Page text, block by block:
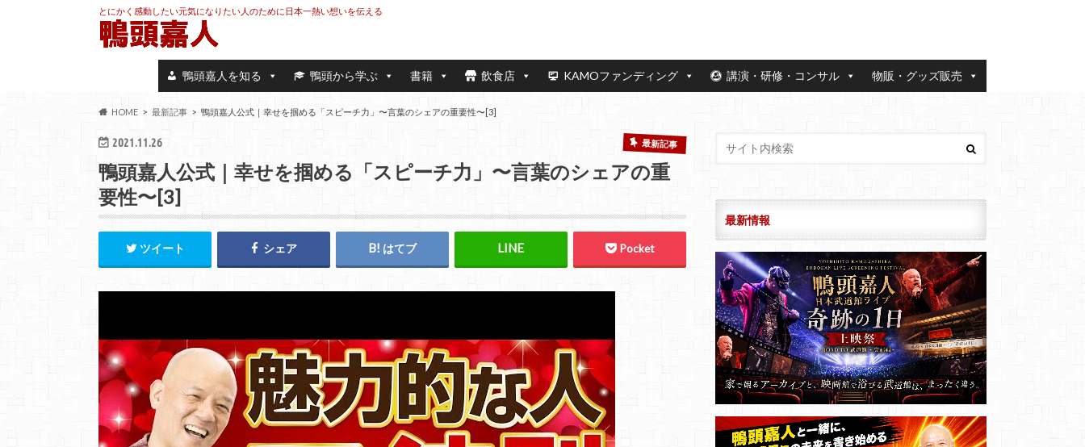
とにかく感動したい元気になりたい人のために日本一熱い想いを伝える
鴨頭嘉人を知る 鴨頭から学ぶ 書籍 飲食店 KAMOファンディング 講演・研修・コンサル 物販・グッズ販売
HOME 最新記事 鴨頭嘉人公式｜幸せを掴める「スピーチ力」〜言葉のシェアの重要性〜[3]
2021.11.26 最新記事
鴨頭嘉人公式｜幸せを掴める「スピーチ力」〜言葉のシェアの重
要性〜[3]
ツイート シェア はてブ Pocket
最新情報